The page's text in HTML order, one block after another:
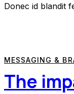
Donec id blandit
MESSAGING &
The